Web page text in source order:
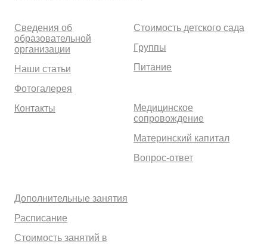
Сведения об
образовательной
организации
Наши статьи
Фотогалерея
Контакты
Стоимость детского сада
Группы
Питание
Медицинское
сопровождение
Материнский капитал
Вопрос-ответ
Дополнительные занятия
Расписание
Стоимость занятий в